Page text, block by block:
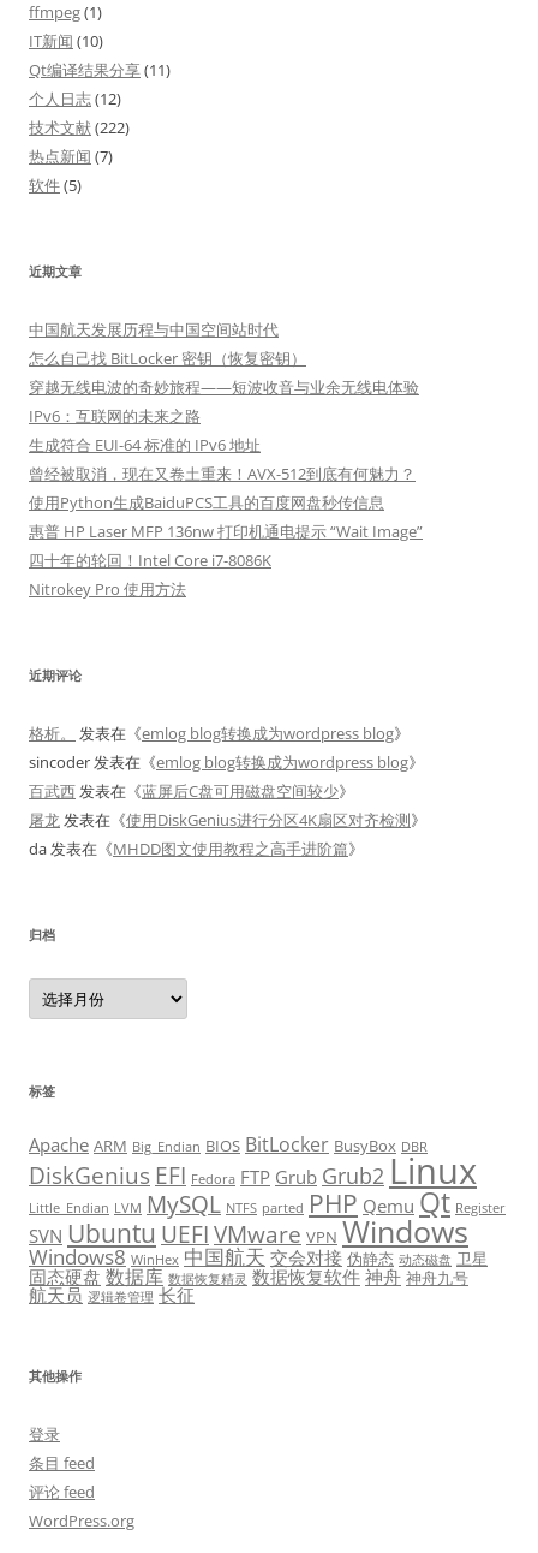
ffmpeg(1)
IT新闻 (10)
Qt编译结果分享(11)
个人日志(12)
技术文献(222)
热点新闻 (7)
软件(5)
近期文章
中国航天发展历程与中国空间站时代
怎么自己找 BitLocker 密钥（恢复密钥）
穿越无线电波的奇妙旅程——短波收音与业余无线电体验
IPv6：互联网的未来之路
生成符合 EUI-64 标准的 IPv6 地址
曾经被取消，现在又卷土重来！AVX-512到底有何魅力？
使用Python生成BaiduPCS工具的百度网盘秒传信息
惠普 HP Laser MFP 136nw 打印机通电提示 “Wait Image”
四十年的轮回！Intel Core i7-8086K
Nitrokey Pro 使用方法
近期评论
格析。 发表在《emlog blog转换成为wordpress blog》
sincoder发表在《emlog blog转换成为wordpress blog》
百武西发表在《蓝屏后C盘可用磁盘空间较少》
屠龙发表在《使用DiskGenius进行分区4K扇区对齐检测》
da发表在《MHDD图文使用教程之高手进阶篇》
归档
归
档
标签
Apache ARM Big_Endian BIOS BitLocker BusyBox DBR
DiskGenius EFI Fedora FTP Grub Grub2 Linux
Little_Endian LVM MySQL NTFS parted PHP Qemu Qt Register
SVN Ubuntu UEFI VMware VPN Windows
Windows8 WinHex 中国航天 交会对接 伪静态 动态磁盘 卫星
固态硬盘 数据库 数据恢复精灵 数据恢复软件 神舟 神舟九号
航天员 逻辑卷管理 长征
其他操作
登录
条目 feed
评论 feed
WordPress.org